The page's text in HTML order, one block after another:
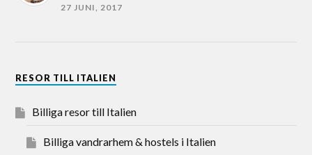
27 JUNI, 2017
RESOR TILL ITALIEN
Billiga resor till Italien
Billiga vandrarhem & hostels i Italien